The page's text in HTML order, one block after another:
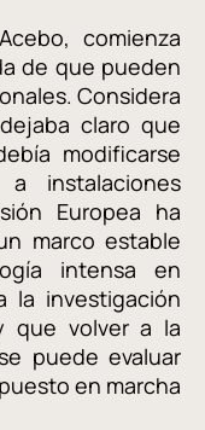
comienza
de que pueden
Considera
claro que
modificarse
instalaciones
Europea ha
marco estable
intensa en
la investigación
que volver a la
puede evaluar
en marcha